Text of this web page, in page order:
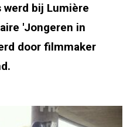
werd bij Lumière
'Jongeren in
door filmmaker